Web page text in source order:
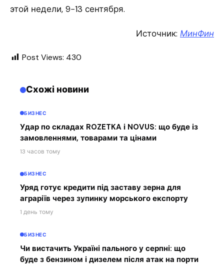
этой недели, 9−13 сентября.
Источник: МинФин
Post Views: 430
Схожі новини
БИЗНЕС
Удар по складах ROZETKA і NOVUS: що буде із
замовленнями, товарами та цінами
13 часов тому
БИЗНЕС
Уряд готує кредити під заставу зерна для
аграріїв через зупинку морського експорту
1 день тому
БИЗНЕС
Чи вистачить Україні пального у серпні: що
буде з бензином і дизелем після атак на порти